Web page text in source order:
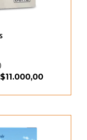
$11.000,00